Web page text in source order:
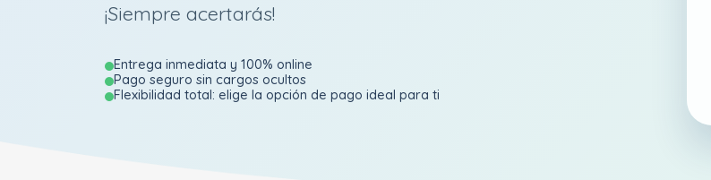
¡Siempre acertarás!
Entrega inmediata y 100% online
Pago seguro sin cargos ocultos
Flexibilidad total: elige la opción de pago ideal para ti